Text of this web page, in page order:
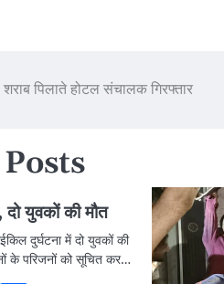
पिलाते होटल संचालक गिरफ्तार
दो युवकों की मौत
दुर्घटना में दो युवकों की
के परिजनों को सूचित कर…